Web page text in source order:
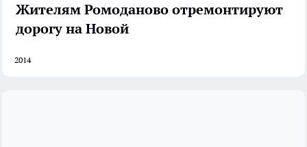
Жителям Ромоданово отремонтируют
дорогу на Новой
2014